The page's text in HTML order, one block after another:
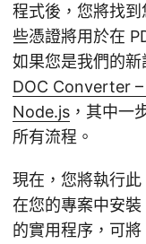
程式後，您將找
些憑證將用於在
如果您是我們的
DOC Converter
Node.js ，其中一
所有流程。
現在，您將執行此
在您的專案中安
的實用程序，可將